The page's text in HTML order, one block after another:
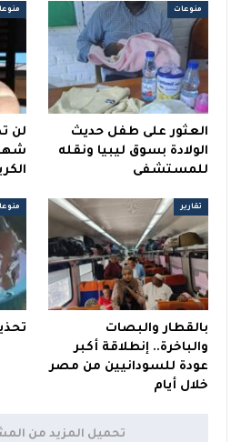
منوعات
العثور على طفل حديث
الولادة بسوق ليبيا ونقله
للمستشفى
لن
تقارير
بالقطار والبصات
والباخرة.. إنطلاقة أكبر
عودة للسودانيين من مصر
خلال أيام
تحميل المزيد من